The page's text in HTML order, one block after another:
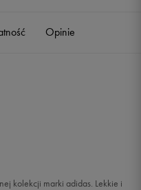
Opinie
kolekcji marki adidas. Lekkie i